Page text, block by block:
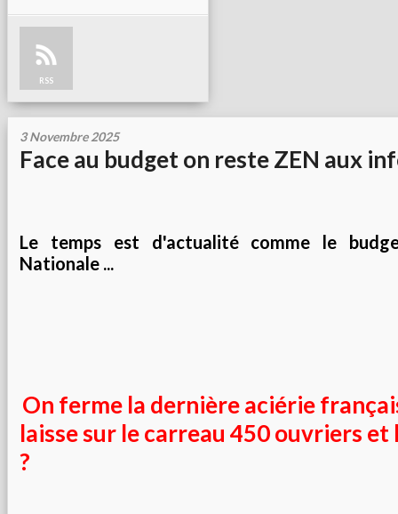
RSS
3 Novembre 2025
Face au budget on reste ZEN aux
Le temps est d'actualité comme le
Nationale ...
On ferme la dernière aciérie
laisse sur le carreau 450 ouvriers
?